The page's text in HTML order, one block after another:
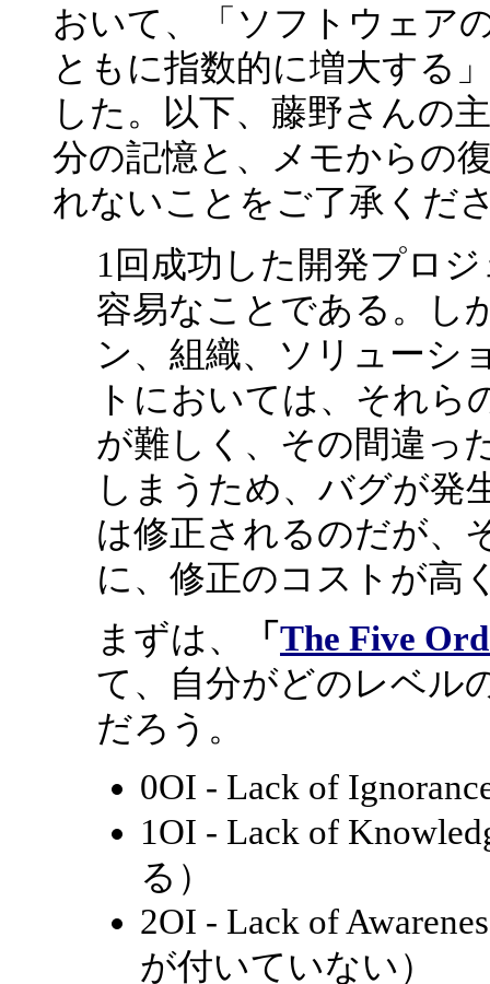
おいて、「ソフトウェア
ともに指数的に増大する
した。以下、藤野さんの
分の記憶と、メモからの
れないことをご了承くだ
1回成功した開発プロ
容易なことである。し
ン、組織、ソリューシ
トにおいては、それら
が難しく、その間違っ
しまうため、バグが発
は修正されるのだが、
に、修正のコストが高
まずは、
「 The Five
て、自分がどのレベル
だろう。
0OI - Lack of
1OI - Lack of
る）
2OI - Lack of
が付いていない）